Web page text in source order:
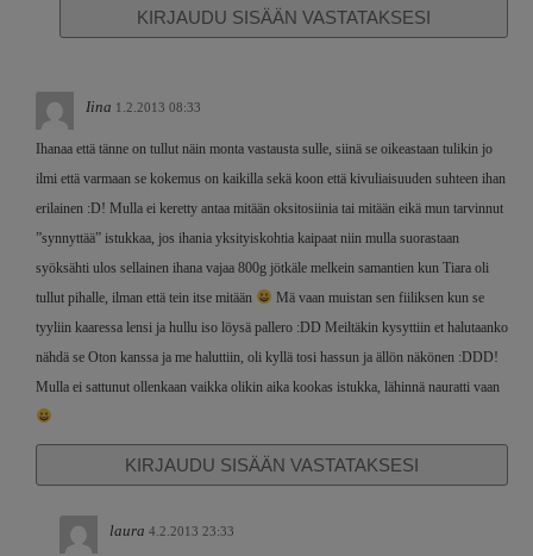
KIRJAUDU SISÄÄN VASTATAKSESI
Iina 1.2.2013 08:33
Ihanaa että tänne on tullut näin monta vastausta sulle, siinä se oikeastaan tulikin jo
ilmi että varmaan se kokemus on kaikilla sekä koon että kivuliaisuuden suhteen ihan
erilainen :D! Mulla ei keretty antaa mitään oksitosiinia tai mitään eikä mun tarvinnut
”synnyttää” istukkaa, jos ihania yksityiskohtia kaipaat niin mulla suorastaan
syöksähti ulos sellainen ihana vajaa 800g jötkäle melkein samantien kun Tiara oli
tullut pihalle, ilman että tein itse mitään
Mä vaan muistan sen fiiliksen kun se
tyyliin kaaressa lensi ja hullu iso löysä pallero :DD Meiltäkin kysyttiin et halutaanko
nähdä se Oton kanssa ja me haluttiin, oli kyllä tosi hassun ja ällön näkönen :DDD!
Mulla ei sattunut ollenkaan vaikka olikin aika kookas istukka, lähinnä nauratti vaan
KIRJAUDU SISÄÄN VASTATAKSESI
laura 4.2.2013 23:33